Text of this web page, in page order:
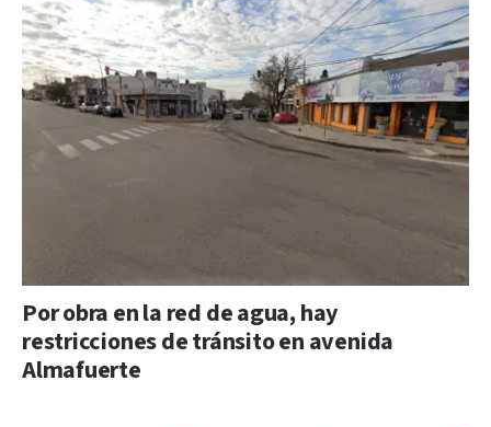
Por obra en la red de agua, hay
restricciones de tránsito en avenida
Almafuerte